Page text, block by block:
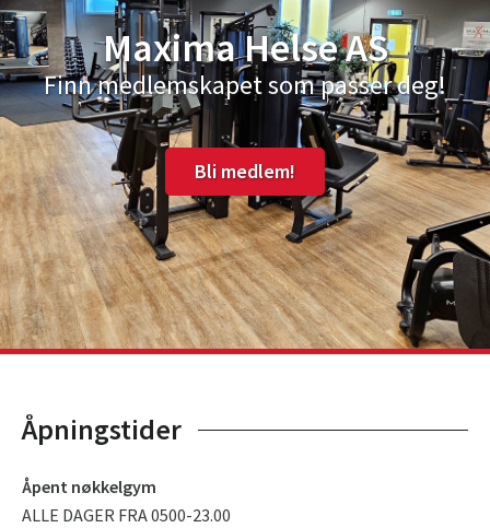
Maxima Helse AS
Finn medlemskapet som passer deg!
Bli medlem!
Åpningstider
Åpent nøkkelgym
ALLE DAGER FRA 0500-23.00